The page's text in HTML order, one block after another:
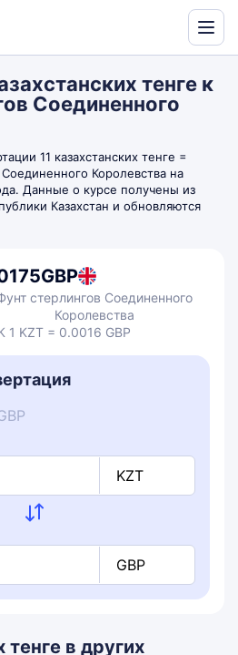
by
Translate
тенге к
Соединенного
11 казахстанских тенге =
Королевства на
Данные о курсе получены из
Казахстан и обновляются
GBP
стерлингов Соединенного
Королевства
1 KZT = 0.0016 GBP
KZT
GBP
тенге в других